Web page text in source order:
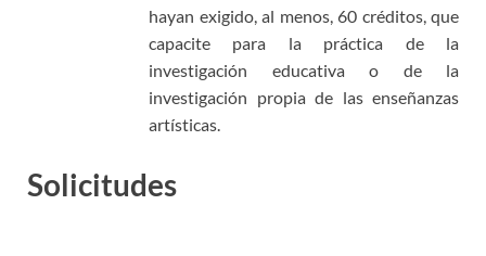
hayan exigido, al menos, 60 créditos, que
capacite para la práctica de la
investigación educativa o de la
investigación propia de las enseñanzas
artísticas.
Solicitudes